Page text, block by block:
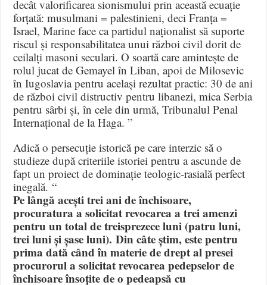
decât valorificarea sionismului prin această ecuație
forțată: musulmani = palestinieni, deci Franța =
Israel, Marine face ca partidul naționalist să suporte
riscul și responsabilitatea unui război civil dorit de
ceilalți masoni seculari. O soartă care amintește de
rolul jucat de Gemayel în Liban, apoi de Milosevic
în Iugoslavia pentru același rezultat practic: 30 de ani
de război civil distructiv pentru libanezi, mica Serbia
pentru sârbi și, în cele din urmă, Tribunalul Penal
Internațional de la Haga. ”
Adică o persecuție istorică pe care interzic să o
studieze după criteriile istoriei pentru a ascunde de
fapt un proiect de dominație teologic-rasială perfect
inegală. “
Pe lângă acești trei ani de închisoare,
procuratura a solicitat revocarea a trei amenzi
pentru un total de treisprezece luni (patru luni,
trei luni și șase luni). Din câte știm, este pentru
prima dată când în materie de drept al presei
procurorul a solicitat revocarea pedepselor de
închisoare însoțite de o pedeapsă cu